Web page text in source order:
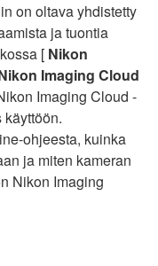
on oltava yhdistetty
ja tuontia
[ Nikon
Imaging Cloud
Imaging Cloud -
ohjeesta, kuinka
ja miten kameran
Nikon Imaging